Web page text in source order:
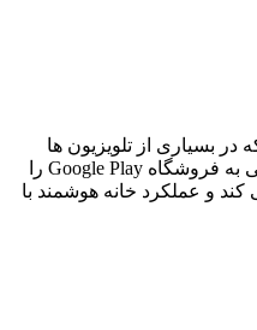
بسیاری از تلویزیون ها
تعبیه شده است. این امکان دسترسی به فروشگاه Google Play را
کند و عملکرد خانه هوشمند با